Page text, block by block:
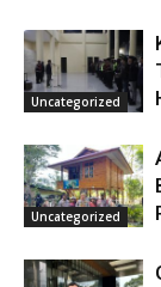
Uncategorized
Uncategorized